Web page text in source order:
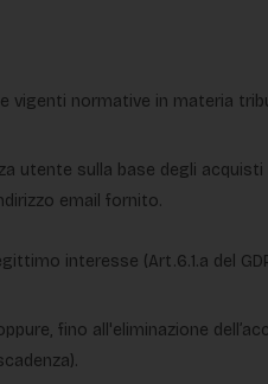
vigenti normative in materia
utente sulla base degli
email fornito.
interesse (Art.6.1.a del
fino all'eliminazione